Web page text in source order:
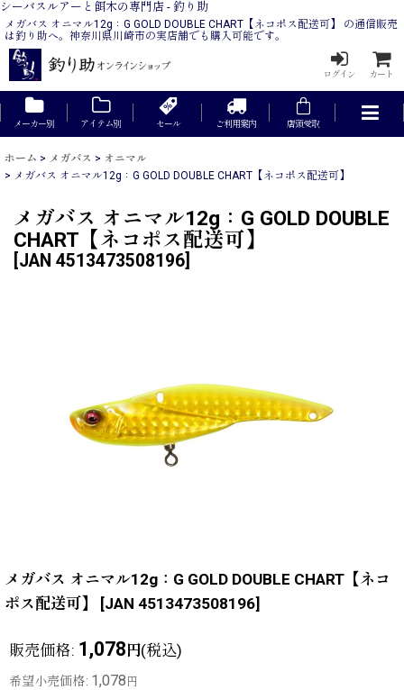
シーバスルアーと餌木の専門店 - 釣り助
メガバス オニマル12g：G GOLD DOUBLE CHART【ネコポス配送可】 の通信販売
は釣り助へ。神奈川県川崎市の実店舗でも購入可能です。
ログイン カート
メーカー別 アイテム別 セール ご利用案内 店頭受取
ホーム > メガバス > オニマル
> メガバス オニマル12g：G GOLD DOUBLE CHART【ネコポス配送可】
メガバス オニマル12g：G GOLD DOUBLE
CHART【ネコポス配送可】
JAN 4513473508196
メガバス オニマル12g：G GOLD DOUBLE CHART【ネコ
ポス配送可】
[JAN 4513473508196]
販売価格: 1,078円(税込)
希望小売価格: 1,078 円